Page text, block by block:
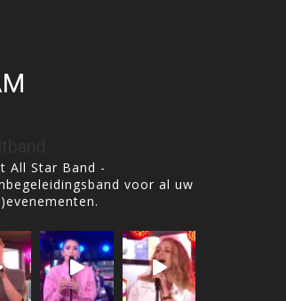
All Star Band -
voor al uw